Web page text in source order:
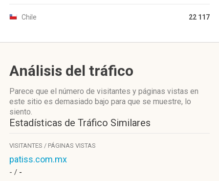
Chile 22 117
Análisis del tráfico
Parece que el número de visitantes y páginas vistas en
este sitio es demasiado bajo para que se muestre, lo
siento.
Estadísticas de Tráfico Similares
VISITANTES / PÁGINAS VISTAS
patiss.com.mx
- / -